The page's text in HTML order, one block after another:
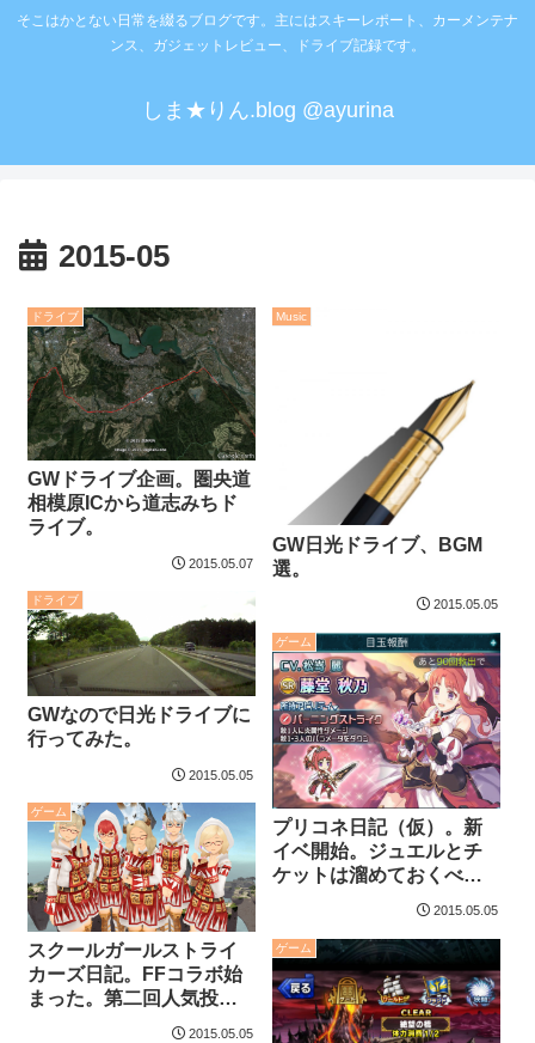
そこはかとない日常を綴るブログです。主にはスキーレポート、カーメンテナ
ンス、ガジェットレビュー、ドライブ記録です。
しま★りん.blog @ayurina
2015-05
ドライブ
GWドライブ企画。圏央道
相模原ICから道志みちド
ライブ。
2015.05.07
Music
GW日光ドライブ、BGM
選。
2015.05.05
ドライブ
GWなので日光ドライブに
行ってみた。
2015.05.05
ゲーム
プリコネ日記（仮）。新
イベ開始。ジュエルとチ
ケットは溜めておくべ
2015.05.05
ゲーム
スクールガールストライ
カーズ日記。FFコラボ始
まった。第二回人気投票
の結果はいかに？
2015.05.05
ゲーム